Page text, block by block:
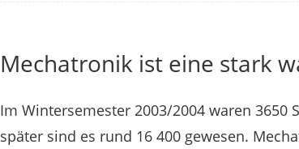
Mechatronik ist eine stark
Im Wintersemester 2003/2004 waren 3650
später sind es rund 16 400 gewesen.